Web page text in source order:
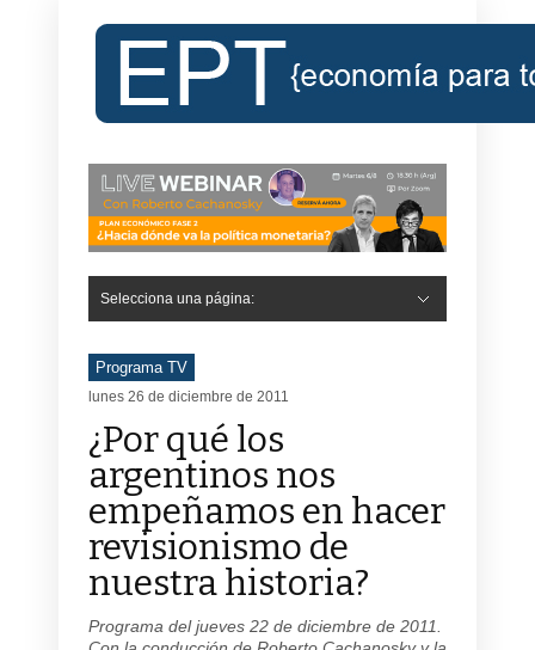
Selecciona una página:
Programa TV
lunes 26 de diciembre de 2011
¿Por qué los
argentinos nos
empeñamos en hacer
revisionismo de
nuestra historia?
Programa del jueves 22 de diciembre de 2011.